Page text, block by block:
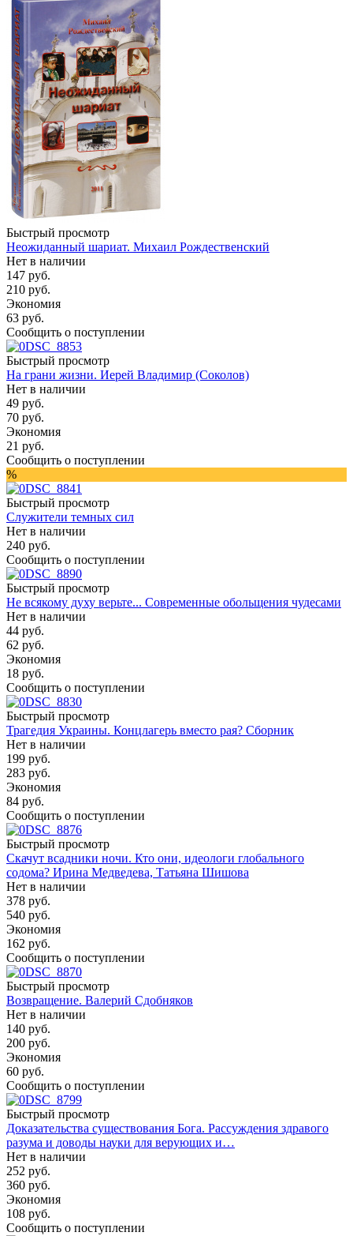
Быстрый просмотр
Неожиданный шариат. Михаил Рождественский
Нет в наличии
147 руб.
210 руб.
Экономия
63 руб.
Сообщить о поступлении
Быстрый просмотр
На грани жизни. Иерей Владимир (Соколов)
Нет в наличии
49 руб.
70 руб.
Экономия
21 руб.
Сообщить о поступлении
%
Быстрый просмотр
Служители темных сил
Нет в наличии
240 руб.
Сообщить о поступлении
Быстрый просмотр
Не всякому духу верьте... Современные обольщения чудесами
Нет в наличии
44 руб.
62 руб.
Экономия
18 руб.
Сообщить о поступлении
Быстрый просмотр
Трагедия Украины. Концлагерь вместо рая? Сборник
Нет в наличии
199 руб.
283 руб.
Экономия
84 руб.
Сообщить о поступлении
Быстрый просмотр
Скачут всадники ночи. Кто они, идеологи глобального
содома? Ирина Медведева, Татьяна Шишова
Нет в наличии
378 руб.
540 руб.
Экономия
162 руб.
Сообщить о поступлении
Быстрый просмотр
Возвращение. Валерий Сдобняков
Нет в наличии
140 руб.
200 руб.
Экономия
60 руб.
Сообщить о поступлении
Быстрый просмотр
Доказательства существования Бога. Рассуждения здравого
разума и доводы науки для верующих и…
Нет в наличии
252 руб.
360 руб.
Экономия
108 руб.
Сообщить о поступлении